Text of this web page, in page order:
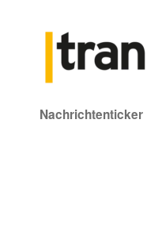
Nachrichtenticker